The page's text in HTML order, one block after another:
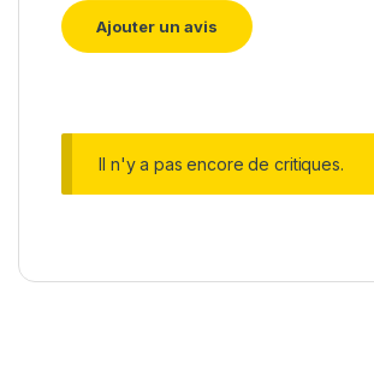
Il n'y a pas encore de critiques.